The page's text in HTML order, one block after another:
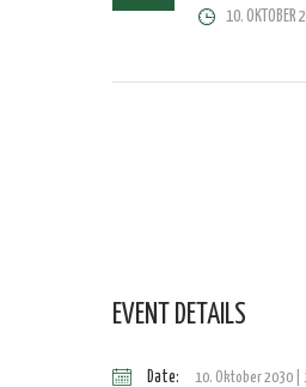
10.
EVENT DETAILS
Date: 10. Oktober 2030 |